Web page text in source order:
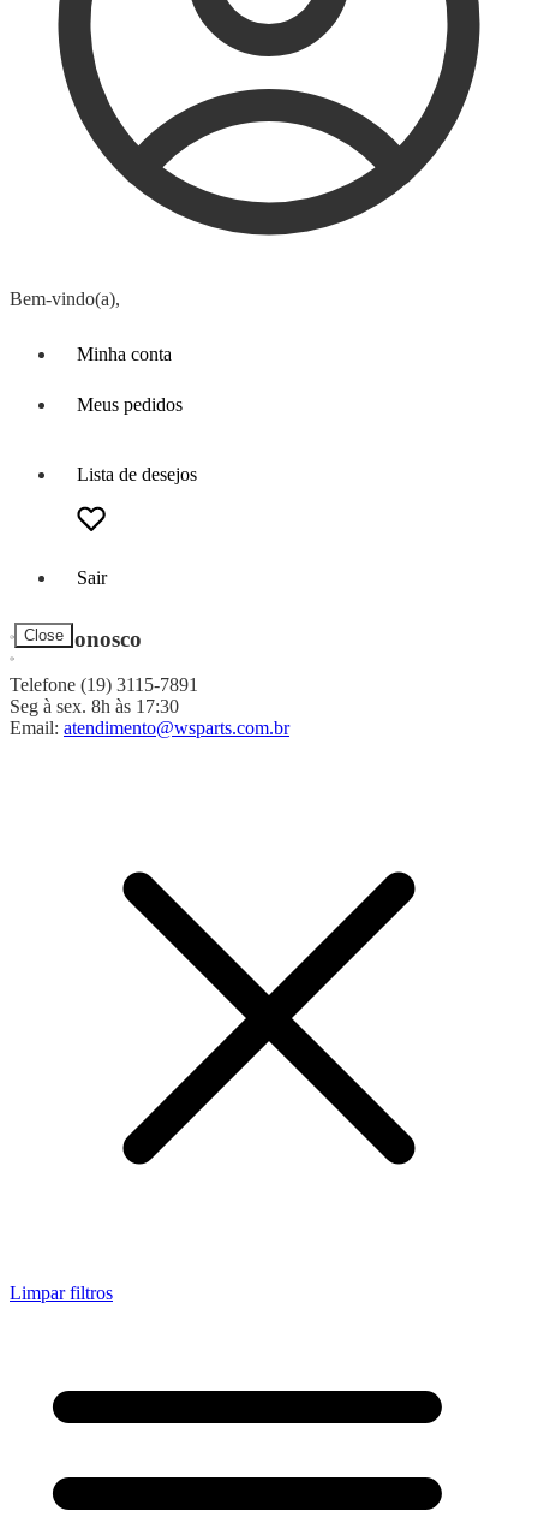
Bem-vindo(a),
Minha conta
Meus pedidos
Lista de desejos
Sair
Close
Fale Conosco
Telefone (19) 3115-7891
Seg à sex. 8h às 17:30
Email: atendimento@wsparts.com.br
Limpar filtros